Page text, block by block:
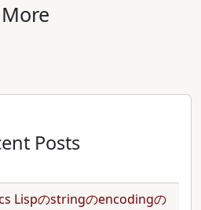
More
Posts
Lispのstringのencodingの